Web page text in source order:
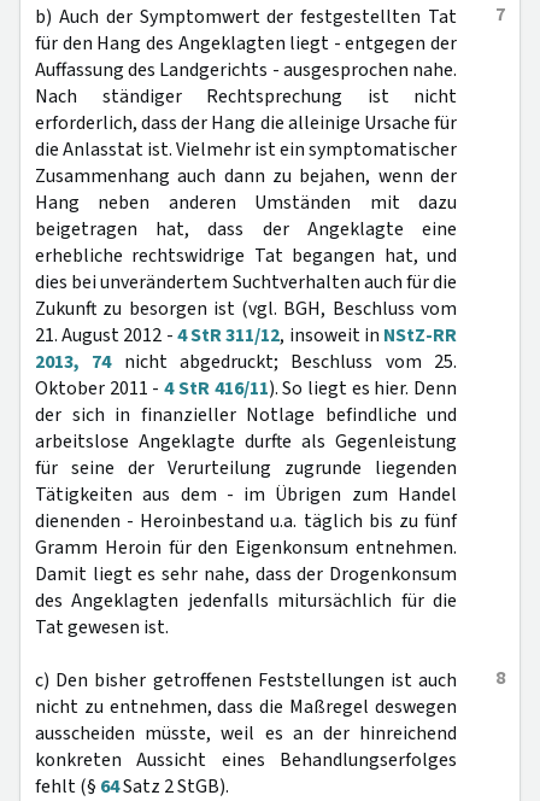
7
b) Auch der Symptomwert der festgestellten Tat
für den Hang des Angeklagten liegt - entgegen der
Auffassung des Landgerichts - ausgesprochen nahe.
Nach ständiger Rechtsprechung ist nicht
erforderlich, dass der Hang die alleinige Ursache für
die Anlasstat ist. Vielmehr ist ein symptomatischer
Zusammenhang auch dann zu bejahen, wenn der
Hang neben anderen Umständen mit dazu
beigetragen hat, dass der Angeklagte eine
erhebliche rechtswidrige Tat begangen hat, und
dies bei unverändertem Suchtverhalten auch für die
Zukunft zu besorgen ist (vgl. BGH, Beschluss vom
21. August 2012 -4 StR 311/12, insoweit in NStZ-RR
2013, 74nicht abgedruckt; Beschluss vom 25.
Oktober 2011 -4 StR 416/11). So liegt es hier. Denn
der sich in finanzieller Notlage befindliche und
arbeitslose Angeklagte durfte als Gegenleistung
für seine der Verurteilung zugrunde liegenden
Tätigkeiten aus dem - im Übrigen zum Handel
dienenden - Heroinbestand u.a. täglich bis zu fünf
Gramm Heroin für den Eigenkonsum entnehmen.
Damit liegt es sehr nahe, dass der Drogenkonsum
des Angeklagten jedenfalls mitursächlich für die
Tat gewesen ist.
8
c) Den bisher getroffenen Feststellungen ist auch
nicht zu entnehmen, dass die Maßregel deswegen
ausscheiden müsste, weil es an der hinreichend
konkreten Aussicht eines Behandlungserfolges
fehlt (§ 64Satz 2 StGB).